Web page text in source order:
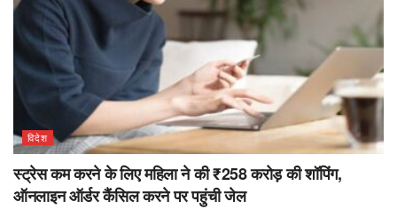
विदेश
स्ट्रेस कम करने के लिए महिला ने की ₹258 करोड़ की शॉपिंग,
ऑनलाइन ऑर्डर कैंसिल करने पर पहुंची जेल